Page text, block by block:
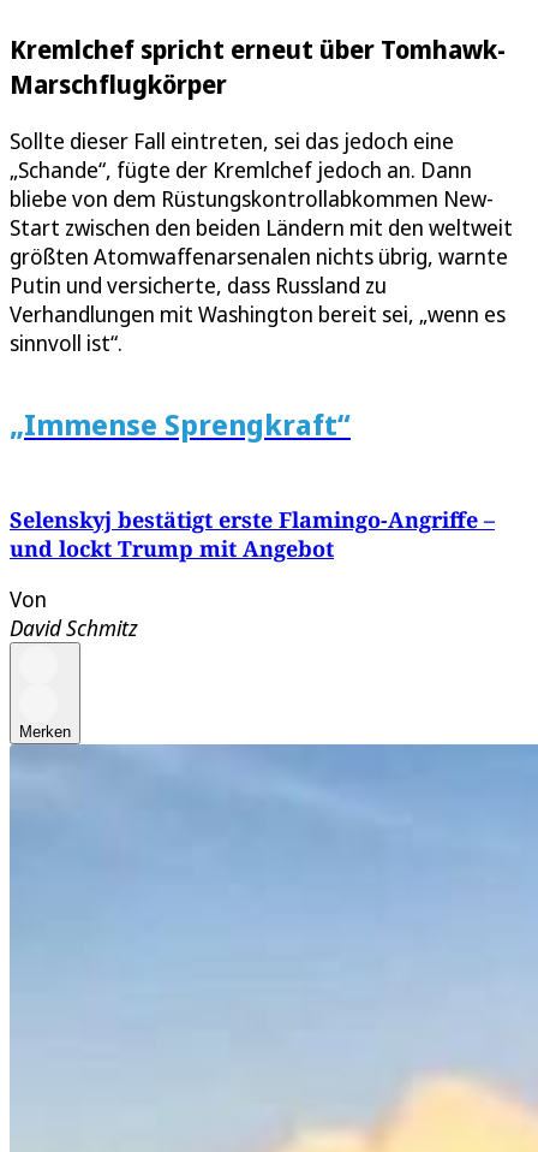
Kremlchef spricht erneut über Tomhawk-
Marschflugkörper
Sollte dieser Fall eintreten, sei das jedoch eine
„Schande“, fügte der Kremlchef jedoch an. Dann
bliebe von dem Rüstungskontrollabkommen New-
Start zwischen den beiden Ländern mit den weltweit
größten Atomwaffenarsenalen nichts übrig, warnte
Putin und versicherte, dass Russland zu
Verhandlungen mit Washington bereit sei, „wenn es
sinnvoll ist“.
„Immense Sprengkraft“
Selenskyj bestätigt erste Flamingo-Angriffe –
und lockt Trump mit Angebot
Von
David Schmitz
Merken